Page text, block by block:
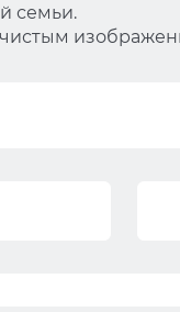
семьи.
чистым